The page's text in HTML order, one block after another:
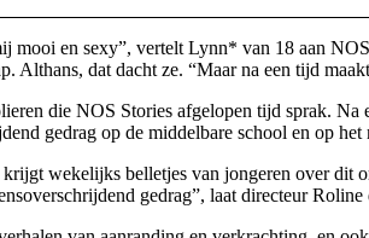
mooi en sexy”, vertelt Lynn* van 18 aan
Althans, dat dacht ze. “Maar na een tijd
die NOS Stories afgelopen tijd sprak. Na
gedrag op de middelbare school en op het
wekelijks belletjes van jongeren over dit
gedrag”, laat directeur